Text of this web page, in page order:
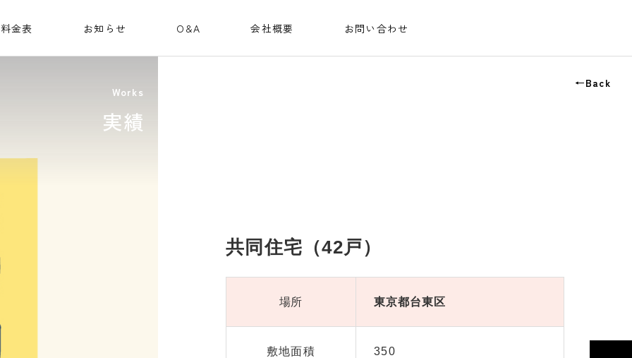
料金表 お知らせ O&A 会社概要 お問い合わせ
Works
実績
共同住宅（42戸）
場所 東京都台東区
敷地面積 350
←Back